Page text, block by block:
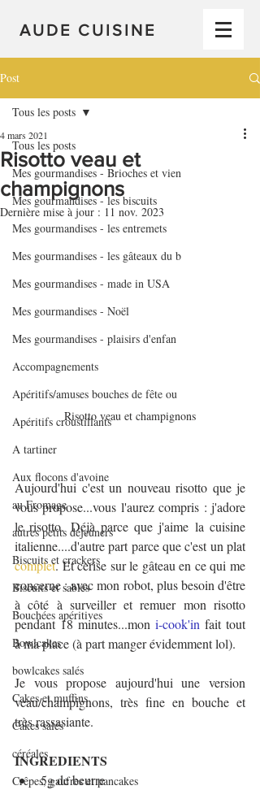
AUDE CUISINE
Post
Tous les posts
Mes gourmandises - Brioches et vien
Mes gourmandises - les biscuits
Mes gourmandises - les entremets
Mes gourmandises - les gâteaux du b
Mes gourmandises - made in USA
Mes gourmandises - Noël
Mes gourmandises - plaisirs d'enfan
Accompagnements
Apéritifs/amuses bouches de fête ou
Apéritifs croustillants
A tartiner
Aux flocons d'avoine
au Fromage
autres petits déjeuners
Biscuits et crackers
Biscuits et sablés
Bouchées apéritives
Bowlcakes
bowlcakes salés
Cakes et muffins
Cakes salés
céréales
Crêpes, gaufres et pancakes
Tous les posts
Risotto veau et
champignons
4 mars 2021
Dernière mise à jour : 11 nov. 2023
Risotto veau et champignons
Aujourd'hui c'est un nouveau risotto que je
vous propose...vous l'aurez compris : j'adore
le risotto. Déjà parce que j'aime la cuisine
italienne....d'autre part parce que c'est un plat
complet. Et cerise sur le gâteau en ce qui me
concerne : avec mon robot, plus besoin d'être
à côté à surveiller et remuer mon risotto
pendant 18 minutes...mon i-cook'in fait tout
à ma place (à part manger évidemment lol).
Je vous propose aujourd'hui une version
veau/champignons, très fine en bouche et
très rassasiante.
INGREDIENTS
5g de beurre